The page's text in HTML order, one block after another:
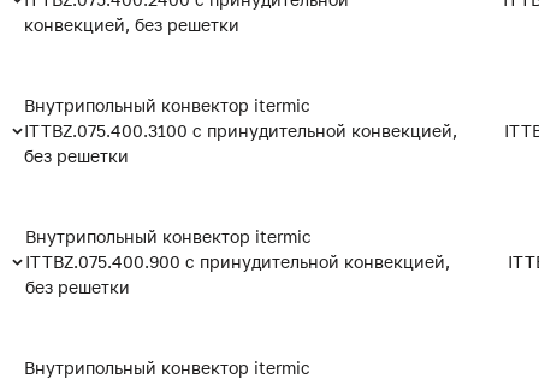
конвекцией, без решетки
Внутрипольный конвектор itermic
ITTBZ.075.400.3100 с принудительной конвекцией,
без решетки
Внутрипольный конвектор itermic
ITTBZ.075.400.900 с принудительной конвекцией,
без решетки
Внутрипольный конвектор itermic